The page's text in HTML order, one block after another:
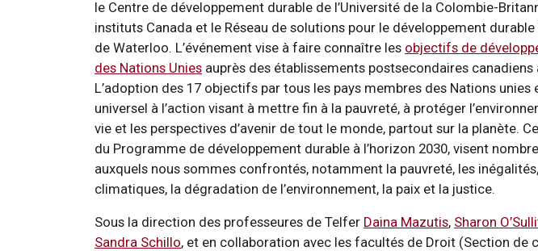
le Centre de développement durable de l’Université de la Colombie-
instituts Canada et le Réseau de solutions pour le développement durable
de Waterloo. L’événement vise à faire connaître les objectifs de
des Nations Unies auprès des établissements postsecondaires canadiens
L’adoption des 17 objectifs par tous les pays membres des Nations unies
universel à l’action visant à mettre fin à la pauvreté, à protéger
vie et les perspectives d’avenir de tout le monde, partout sur la planète.
du Programme de développement durable à l’horizon 2030, visent
auxquels nous sommes confrontés, notamment la pauvreté, les
climatiques, la dégradation de l’environnement, la paix et la justice.
Sous la direction des professeures de Telfer Daina Mazutis, Sharon
Sandra Schillo, et en collaboration avec les facultés de Droit (Section de